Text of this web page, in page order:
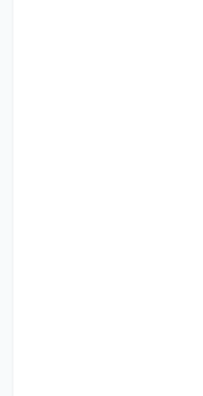
و پایدار گام برمی‌دارد. ما
یک حق اساسی و زیربنای
سیستم‌های پیشرفته تصفیه آب
از فناوری‌های نوین
و نمک از منابع آبی ارائه
متنوعی از جمله تأمین آب
و بهینه‌سازی شده‌اند.
استاندارد کیفی، ارائه
فروش مطمئن برای تضمین
اول صنایع و مصرف‌کنندگان در
نقشی کلیدی در حفظ منابع آبی